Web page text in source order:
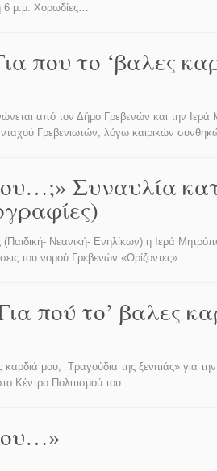
6 μ.μ. Χορωδίες…
που το ‘βαλες
από τον Δήμο Γρεβενών και την Ιερά
Γρεβενιωτών, λόγω καιρικών
Συναυλία
Νεανική- Ενηλίκων) η Ιερά
του νομού Γρεβενών «Ορίζοντες»…
πού το’ βαλες
μου, Τραγούδια της ξενιτιάς» για
Κέντρο Πολιτισμού του…